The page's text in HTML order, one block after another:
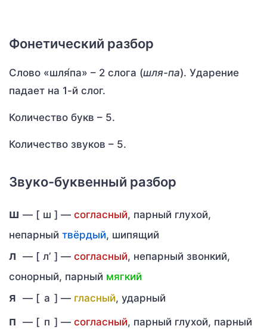
Фонетический разбор
Слово «шля́па» – 2 слога (шля-па). Ударение
падает на 1-й слог.
Количество букв – 5.
Количество звуков – 5.
Звуко-буквенный разбор
ш — [ ш ] — согласный, парный глухой,
непарный твёрдый, шипящий
л — [ л’ ] — согласный, непарный звонкий,
сонорный, парный мягкий
я — [ а ] — гласный, ударный
п — [ п ] — согласный, парный глухой, парный